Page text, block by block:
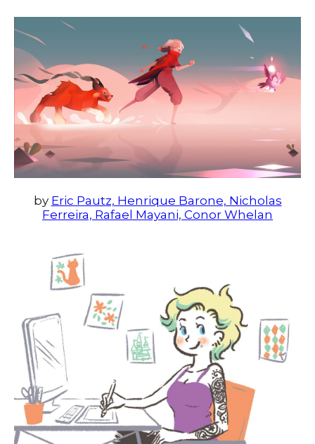
by Eric Pautz, Henrique Barone, Nicholas
Ferreira, Rafael Mayani, Conor Whelan